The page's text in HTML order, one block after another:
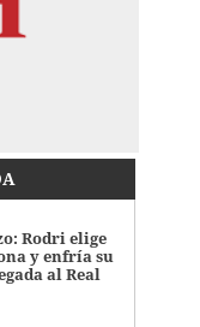
Rodri elige
y enfría su
al Real